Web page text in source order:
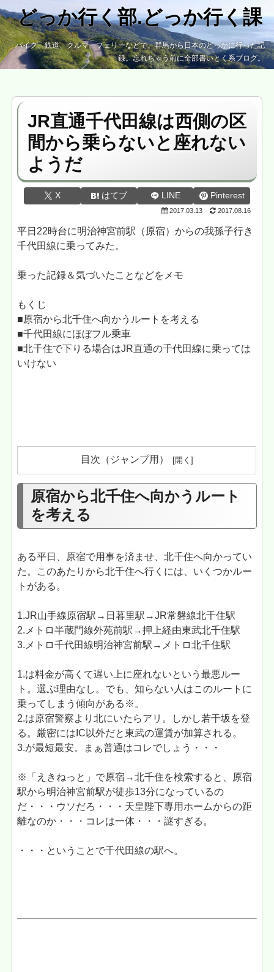
どっか行く部.どっか行く課
バイク、鉄道、クルマ、フェリーなどで、群馬から日本のどっかに行った記
録。忘れちゃう前に全部書いとく系ブログ。
JR直通千代田線は西側の区
間から乗らないと座れない
ようだ
X はてブ LINE Pinterest
2017.03.13 2017.08.16
平日22時台に明治神宮前駅（原宿）からの我孫子行き
千代田線に乗ってみた。
乗った記録＆気づいたことなどをメモ
もくじ
■原宿から北千住へ向かうルートを考える
■千代田線にほぼフル乗車
■北千住で下りる場合はJR直通の千代田線に乗っては
いけない
目次（ジャンプ用）
原宿から北千住へ向かうルート
を考える
ある平日、原宿で用事を済ませ、北千住へ向かってい
た。このあたりから北千住へ行くには、いくつかルー
トがある。
1.JR山手線原宿駅→日暮里駅→JR常磐線北千住駅
2.メトロ半蔵門線外苑前駅→押上経由東武北千住駅
3.メトロ千代田線明治神宮前駅→メトロ北千住駅
1.は料金が高くて遅い上に座れないという最悪ルー
ト。選ぶ理由なし。でも、知らない人はこのルートに
乗ってしまう傾向がある※。
2.は原宿警察より北にいたらアリ。しかし若干坂を登
る。厳密にはIC以外だと東武の運賃が加算される。
3.が最短最安。まぁ普通はコレでしょう・・・
※「えきねっと」で原宿→北千住を検索すると、原宿
駅から明治神宮前駅が徒歩13分になっているの
だ・・・ウソだろ・・・天皇陛下専用ホームからの距
離なのか・・・コレは一体・・・謎すぎる。
・・・ということで千代田線の駅へ。